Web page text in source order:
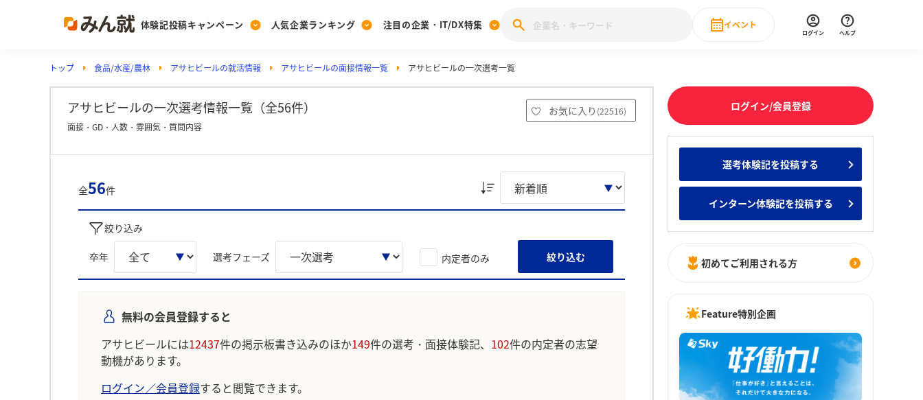
体験記投稿キャンペーン
Post
投稿する
[27卒] 本選考体験記投稿キャンペーン
人気企業ランキング
Ranking
ランキングを見る
Vote みんなの新卒就職人気企業ランキング みんなのインターン人気企業ランキ
注目の企業・IT/DX特集
PickUp
注目の企業特集
28卒 IT・DX現場社員インタビュー
イベント
直近のイベント一覧
ログイン ヘルプ
トップ 食品/水産/農林 アサヒビールの就活情報 アサヒビールの面接情報一覧 アサヒビールの一次選考一覧
アサヒビールの一次選考情報一覧（全56件） お気に入り (22516)
面接・GD・人数・雰囲気・質問内容
全56件
絞り込み
卒年 選考フェーズ 内定者のみ 絞り込む
無料の会員登録すると
アサヒビールには12437件の掲示板書き込みのほか149件の選考・面接体験記、 102件の内定者の志望
動機があります。
ログイン／会員登録すると閲覧できます。
ログイン/会員登録
選考体験記を投稿する
インターン体験記を投稿する
初めてご利用される方
Feature特別企画